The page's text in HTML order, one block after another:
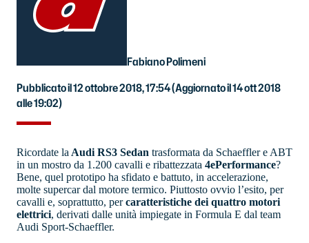
Fabiano Polimeni
Pubblicato il 12 ottobre 2018, 17:54(Aggiornato il 14 ott 2018
alle 19:02)
Ricordate la Audi RS3 Sedan trasformata da Schaeffler e ABT
in un mostro da 1.200 cavalli e ribattezzata 4ePerformance?
Bene, quel prototipo ha sfidato e battuto, in accelerazione,
molte supercar dal motore termico. Piuttosto ovvio l’esito, per
cavalli e, soprattutto, percaratteristiche dei quattro motori
elettrici, derivati dalle unità impiegate in Formula E dal team
Audi Sport-Schaeffler.